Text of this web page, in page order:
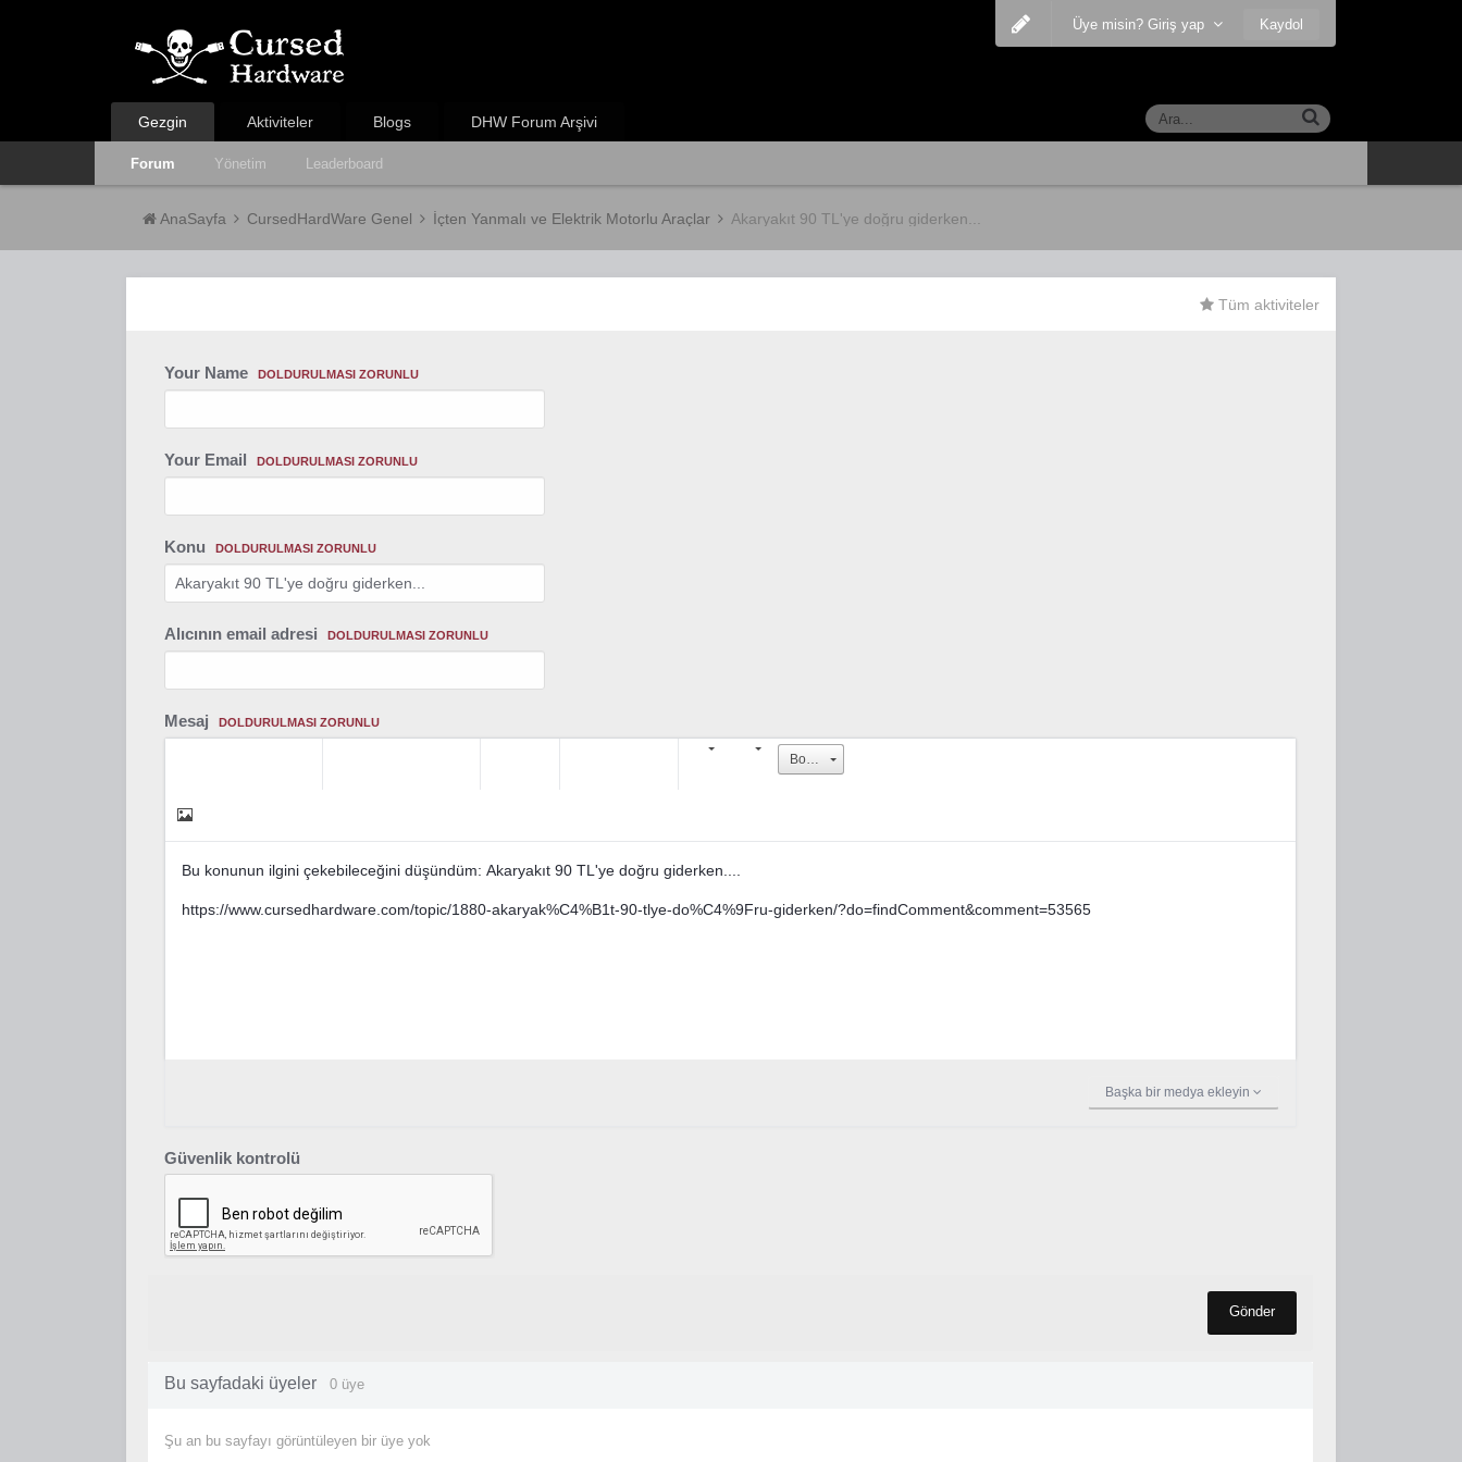
Üye misin? Giriş yap Kaydol
Gezgin
Forum Yönetim Leaderboard
Aktiviteler Blogs DHW Forum Arşivi
AnaSayfa CursedHardWare Genel İçten Yanmalı ve Elektrik Motorlu Araçlar Akaryakıt 90 TL'ye doğru giderken...
Tüm aktiviteler
Your Name DOLDURULMASI ZORUNLU
Your Email DOLDURULMASI ZORUNLU
Konu DOLDURULMASI ZORUNLU
Alıcının email adresi DOLDURULMASI ZORUNLU
Mesaj DOLDURULMASI ZORUNLU
Boyut
Bu konunun ilgini çekebileceğini düşündüm: Akaryakıt 90 TL'ye doğru giderken....
https://www.cursedhardware.com/topic/1880-akaryak%C4%B1t-90-tlye-do%C4%9Fru-giderken/?do=findComment&comment=53565
Başka bir medya ekleyin
Güvenlik kontrolü
Gönder
Bu sayfadaki üyeler 0 üye
Şu an bu sayfayı görüntüleyen bir üye yok